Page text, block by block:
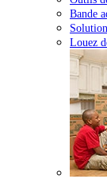
Bande
Louez